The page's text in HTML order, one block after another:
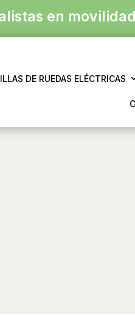
en movilidad
DE RUEDAS ELÉCTRICAS